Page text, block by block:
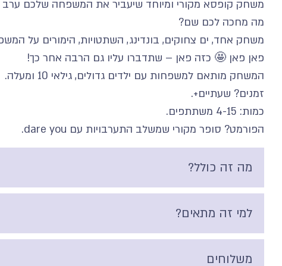
משחק קופסא מקורי ומיוחד שיעביר את המשפחה שלכם ערב
מה מחכה לכם שם?
משחק אחד, ים צחוקים, בונדינג, השתטויות, הימורים על
פאן פאן 🤩 כזה פאן – שתדברו עליו גם הרבה אחר כך!
המשחק מותאם למשפחות עם ילדים גדולים, גילאי 10 ומעלה.
זמנים? שעתיים+.
כמות: 4-15 משתתפים.
הפורמט? סופר מקורי שמשלב התערבויות עם dare you.
מה זה כולל?
למי זה מתאים?
משלוחים